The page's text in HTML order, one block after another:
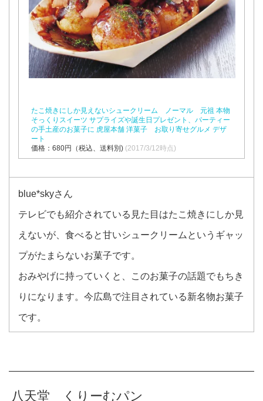
たこ焼きにしか見えないシュークリーム ノーマル 元祖 本物
そっくりスイーツ サプライズや誕生日プレゼント、パーティー
の手土産のお菓子に 虎屋本舗 洋菓子 お取り寄せグルメ デザ
ート
価格：680円（税込、送料別) (2017/3/12時点)
blue*skyさん
テレビでも紹介されている見た目はたこ焼きにしか見
えないが、食べると甘いシュークリームというギャッ
プがたまらないお菓子です。
おみやげに持っていくと、このお菓子の話題でもちき
りになります。今広島で注目されている新名物お菓子
です。
八天堂 くりーむパン